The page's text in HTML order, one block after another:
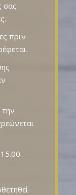
σας
πριν